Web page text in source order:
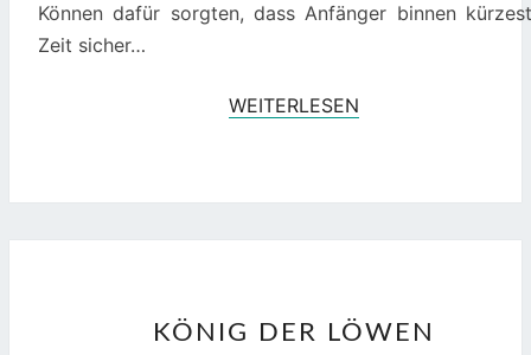
Können dafür sorgten, dass Anfänger binnen
Zeit sicher…
WEITERLESEN
DER
KÖNIG DER LÖWEN